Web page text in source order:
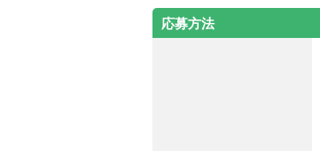
応募方法